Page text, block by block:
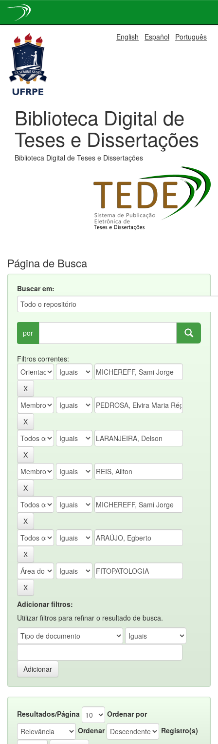
navigation
English Español Português
Biblioteca Digital de
Teses e Dissertações
Biblioteca Digital de Teses e Dissertações
Página de Busca
Buscar em:
por
Filtros correntes:
Adicionar filtros:
Utilizar filtros para refinar o resultado de busca.
Resultados/Página
Ordenar por
Ordenar
Registro(s)